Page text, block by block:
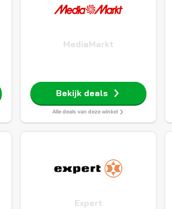
MediaMarkt
Bekijk deals
Alle deals van deze winkel
Expert